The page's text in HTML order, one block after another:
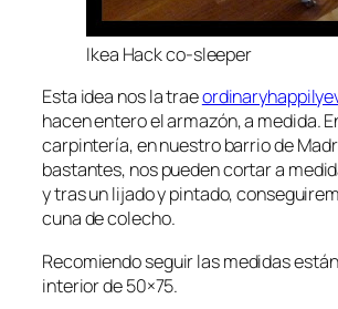
Ikea Hack co-sleeper
Esta idea nos la trae
hacen entero el armazón, a medida.
carpintería, en nuestro barrio de
bastantes, nos pueden cortar a
y tras un lijado y pintado,
cuna de colecho.
Recomiendo seguir las medidas
interior de 50×75.